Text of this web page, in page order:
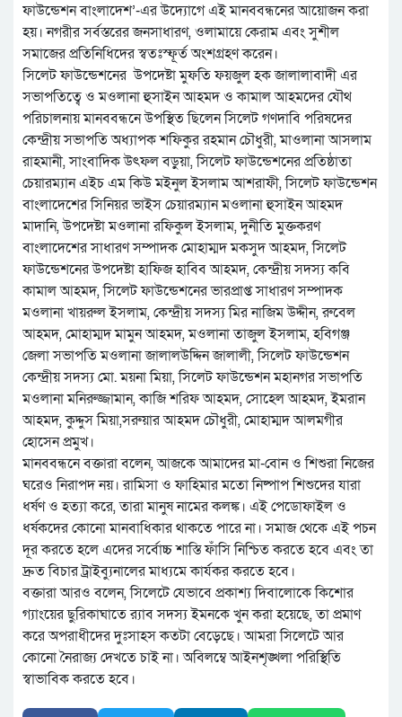
ফাউন্ডেশন বাংলাদেশ’-এর উদ্যোগে এই মানববন্ধনের আয়োজন করা
হয়। নগরীর সর্বস্তরের জনসাধারণ, ওলামায়ে কেরাম এবং সুশীল
সমাজের প্রতিনিধিদের স্বতঃস্ফূর্ত অংশগ্রহণ করেন।
সিলেট ফাউন্ডেশনের উপদেষ্টা মুফতি ফয়জুল হক জালালাবাদী এর
সভাপতিত্বে ও মওলানা হুসাইন আহমদ ও কামাল আহমদের যৌথ
পরিচালনায় মানববন্ধনে উপস্থিত ছিলেন সিলেট গণদাবি পরিষদের
কেন্দ্রীয় সভাপতি অধ্যাপক শফিকুর রহমান চৌধুরী, মাওলানা আসলাম
রাহমানী, সাংবাদিক উৎফল বড়ুয়া, সিলেট ফাউন্ডেশনের প্রতিষ্ঠাতা
চেয়ারম্যান এইচ এম কিউ মইনুল ইসলাম আশরাফী, সিলেট ফাউন্ডেশন
বাংলাদেশের সিনিয়র ভাইস চেয়ারম্যান মওলানা হুসাইন আহমদ
মাদানি, উপদেষ্টা মওলানা রফিকুল ইসলাম, দুনীতি মুক্তকরণ
বাংলাদেশের সাধারণ সম্পাদক মোহাম্মদ মকসুদ আহমদ, সিলেট
ফাউন্ডেশনের উপদেষ্টা হাফিজ হাবিব আহমদ, কেন্দ্রীয় সদস্য কবি
কামাল আহমদ, সিলেট ফাউন্ডেশনের ভারপ্রাপ্ত সাধারণ সম্পাদক
মওলানা খায়রুল ইসলাম, কেন্দ্রীয় সদস্য মির নাজিম উদ্দীন, রুবেল
আহমদ, মোহাম্মদ মামুন আহমদ, মওলানা তাজুল ইসলাম, হবিগঞ্জ
জেলা সভাপতি মওলানা জালালউদ্দিন জালালী, সিলেট ফাউন্ডেশন
কেন্দ্রীয় সদস্য মো. ময়না মিয়া, সিলেট ফাউন্ডেশন মহানগর সভাপতি
মওলানা মনিরুজ্জামান, কাজি শরিফ আহমদ, সোহেল আহমদ, ইমরান
আহমদ, কুদ্দুস মিয়া,সরুয়ার আহমদ চৌধুরী, মোহাম্মদ আলমগীর
হোসেন প্রমুখ।
মানববন্ধনে বক্তারা বলেন, আজকে আমাদের মা-বোন ও শিশুরা নিজের
ঘরেও নিরাপদ নয়। রামিসা ও ফাহিমার মতো নিষ্পাপ শিশুদের যারা
ধর্ষণ ও হত্যা করে, তারা মানুষ নামের কলঙ্ক। এই পেডোফাইল ও
ধর্ষকদের কোনো মানবাধিকার থাকতে পারে না। সমাজ থেকে এই পচন
দূর করতে হলে এদের সর্বোচ্চ শাস্তি ফাঁসি নিশ্চিত করতে হবে এবং তা
দ্রুত বিচার ট্রাইব্যুনালের মাধ্যমে কার্যকর করতে হবে।
বক্তারা আরও বলেন, সিলেটে যেভাবে প্রকাশ্য দিবালোকে কিশোর
গ্যাংয়ের ছুরিকাঘাতে র‌্যাব সদস্য ইমনকে খুন করা হয়েছে, তা প্রমাণ
করে অপরাধীদের দুঃসাহস কতটা বেড়েছে। আমরা সিলেটে আর
কোনো নৈরাজ্য দেখতে চাই না। অবিলম্বে আইনশৃঙ্খলা পরিস্থিতি
স্বাভাবিক করতে হবে।